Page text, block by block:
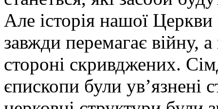
Але історія нашої
завжди перемагає війну,
стороні скривджених.
єпископи були ув’язнені